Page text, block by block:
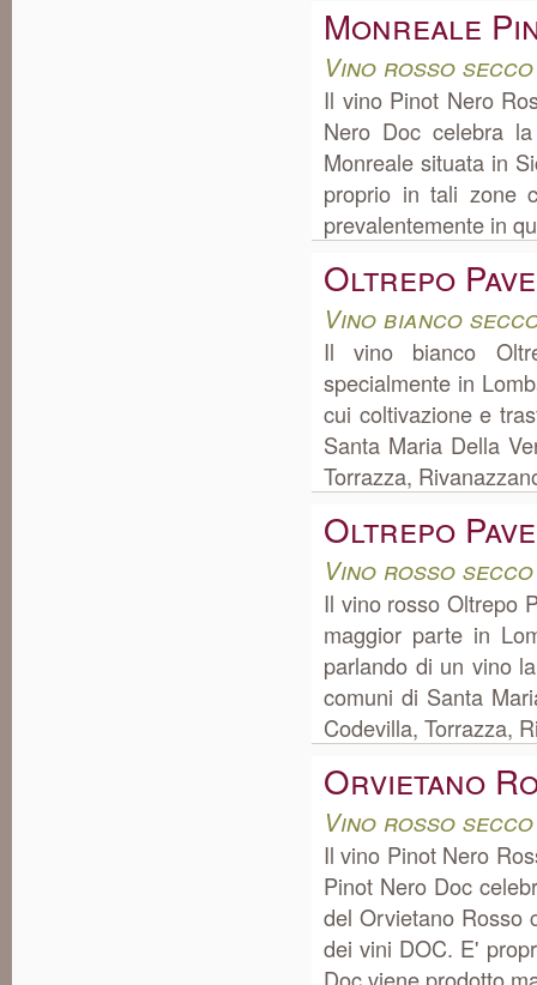
Monreale
Vino rosso
Il vino Pinot Nero
Nero Doc celebra
Monreale situata in
proprio in tali zone
prevalentemente in
Oltrepo
Vino bianco
Il vino bianco
specialmente in
cui coltivazione e
Santa Maria Della
Torrazza,
Oltrepo
Vino rosso
Il vino rosso Oltrepo
maggior parte in
parlando di un vino
comuni di Santa
Codevilla, Torrazza,
Orvietano
Vino rosso
Il vino Pinot Nero
Pinot Nero Doc
del Orvietano Rosso
dei vini DOC. E'